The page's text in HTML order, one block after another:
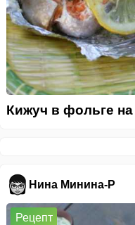
Кижуч в фольге на
Нина Минина-Р
Рецепт